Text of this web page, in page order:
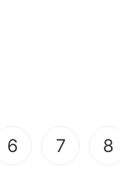
6 7 8